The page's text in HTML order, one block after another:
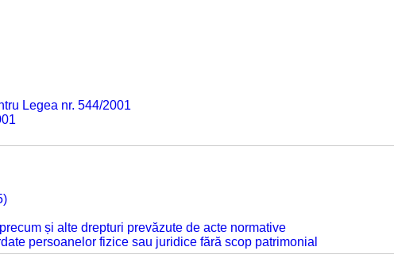
Legea nr. 544/2001
și alte drepturi prevăzute de acte normative
persoanelor fizice sau juridice fără scop patrimonial